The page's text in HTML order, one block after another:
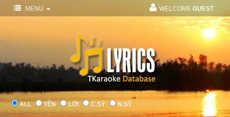
MENU WELCOME GUEST
ALL TÊN LỜI C.SỸ N.SỸ